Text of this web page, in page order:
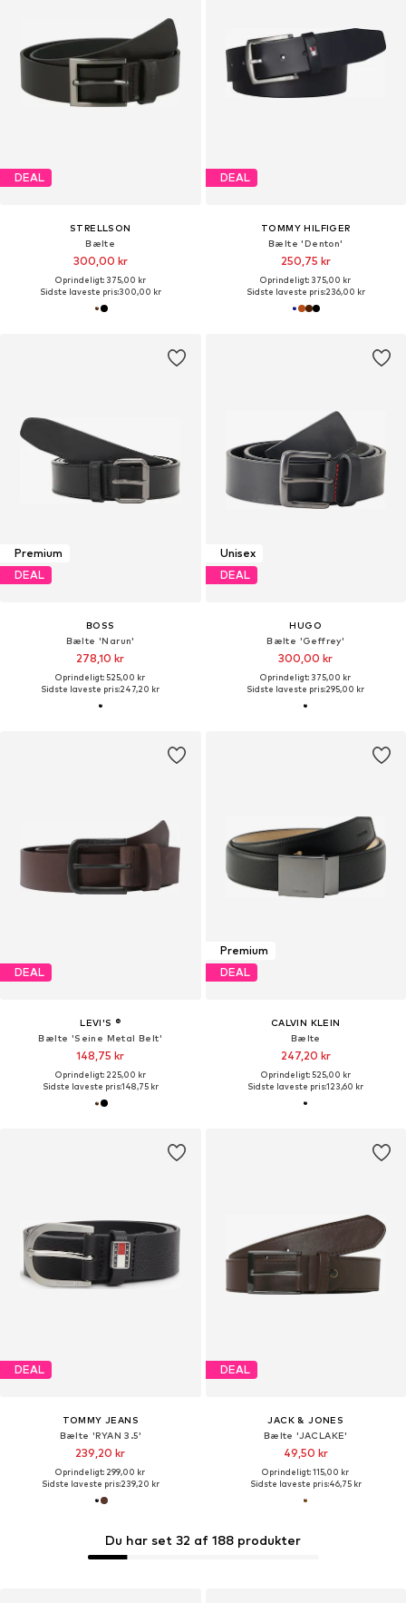
DEAL
STRELLSON
Bælte
300,00 kr
Oprindeligt: 375,00 kr
Sidste laveste pris:300,00 kr
DEAL
TOMMY HILFIGER
Bælte 'Denton'
250,75 kr
Oprindeligt: 375,00 kr
Sidste laveste pris:236,00 kr
Premium
DEAL
BOSS
Bælte 'Narun'
278,10 kr
Oprindeligt: 525,00 kr
Sidste laveste pris:247,20 kr
Unisex
DEAL
HUGO
Bælte 'Geffrey'
300,00 kr
Oprindeligt: 375,00 kr
Sidste laveste pris:295,00 kr
DEAL
LEVI'S ®
Bælte 'Seine Metal Belt'
148,75 kr
Oprindeligt: 225,00 kr
Sidste laveste pris:148,75 kr
Premium
DEAL
CALVIN KLEIN
Bælte
247,20 kr
Oprindeligt: 525,00 kr
Sidste laveste pris:123,60 kr
DEAL
TOMMY JEANS
Bælte 'RYAN 3.5'
239,20 kr
Oprindeligt: 299,00 kr
Sidste laveste pris:239,20 kr
DEAL
JACK & JONES
Bælte 'JACLAKE'
49,50 kr
Oprindeligt: 115,00 kr
Sidste laveste pris:46,75 kr
Du har set 32 af 188 produkter